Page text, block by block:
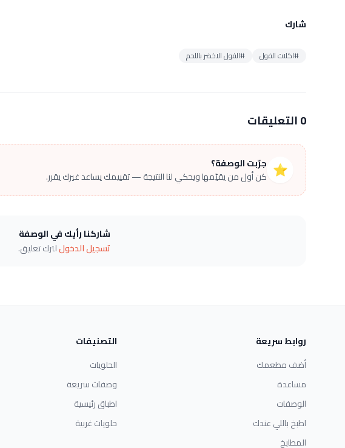
شارك
#اكلات الفول #الفول الاخضر باللحم
0 التعليقات
⭐ جرّبت الوصفة؟
كن أول من يقيّمها ويحكي لنا النتيجة — تقييمك يساعد غيرك يقرر.
شاركنا رأيك في الوصفة
تسجيل الدخوللترك تعليق.
روابط سريعة
أضف مطعمك
مساعدة
الوصفات
اطبخ باللي عندك
المطابخ
التصنيفات
الحلويات
وصفات سريعة
اطباق رئيسية
حلويات غربية